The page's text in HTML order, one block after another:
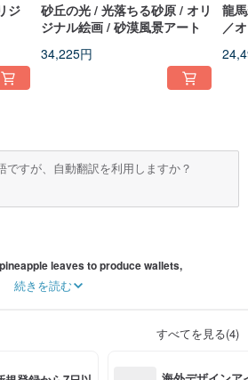
ジ
砂丘の光 / 光落ちる砂原 / オリ
ジナル絵画 / 砂漠風景アート
34,225円
龍
／
ですが、自動翻訳を利用しますか？
leaves to produce wallets,
Alternatives to Substitute for Animal Leather.
続きを読む
すべてを見る(4)